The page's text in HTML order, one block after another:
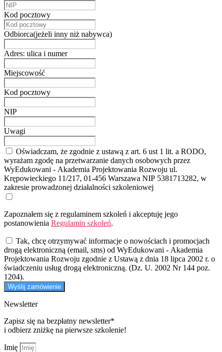
Kod pocztowy
Odbiorca(jeżeli inny niż nabywca)
Adres: ulica i numer
Miejscowość
Kod pocztowy
NIP
Uwagi
Oświadczam, że zgodnie z ustawą z art. 6 ust 1 lit. a RODO,
wyrażam zgodę na przetwarzanie danych osobowych przez
WyEdukowani - Akademia Projektowania Rozwoju ul.
Krępowieckiego 11/217, 01-456 Warszawa NIP 5381713282, w
zakresie prowadzonej działalności szkoleniowej
Zapoznałem się z regulaminem szkoleń i akceptuję jego
postanowienia Regulamin szkoleń.
Tak, chcę otrzymywać informacje o nowościach i promocjach
drogą elektroniczną (email, sms) od WyEdukowani - Akademia
Projektowania Rozwoju zgodnie z Ustawą z dnia 18 lipca 2002 r. o
świadczeniu usług drogą elektroniczną. (Dz. U. 2002 Nr 144 poz.
1204).
Wyślij zamówienie
Newsletter
Zapisz się na bezpłatny newsletter*
i odbierz zniżkę na pierwsze szkolenie!
Imię